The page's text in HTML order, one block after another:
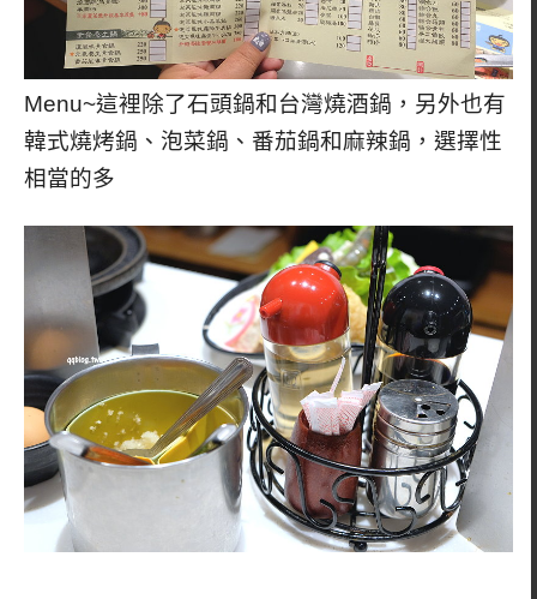
Menu~這裡除了石頭鍋和台灣燒酒鍋，另外也有
韓式燒烤鍋、泡菜鍋、番茄鍋和麻辣鍋，選擇性
相當的多